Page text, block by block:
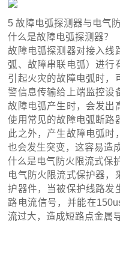
5 故障电弧探测器与电气
什么是故障电弧探测器？
故障电弧探测器对接入线
弧、故障串联电弧）进行
引起火灾的故障电弧时，
警信息传输给上端监控设
故障电弧产生时，会发出
使用常见的故障电弧断路
此之外，产生故障电弧时
也会发生突变，这容易造
什么是电气防火限流式保
电气防火限流式保护器，
护器件，当被保护线路发
路电流信号，并能在
流过大，造成短路点金属